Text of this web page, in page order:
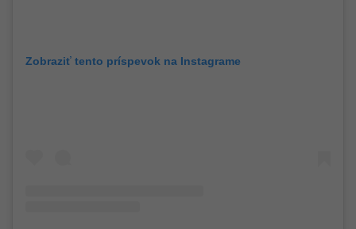
Zobraziť tento príspevok na Instagrame